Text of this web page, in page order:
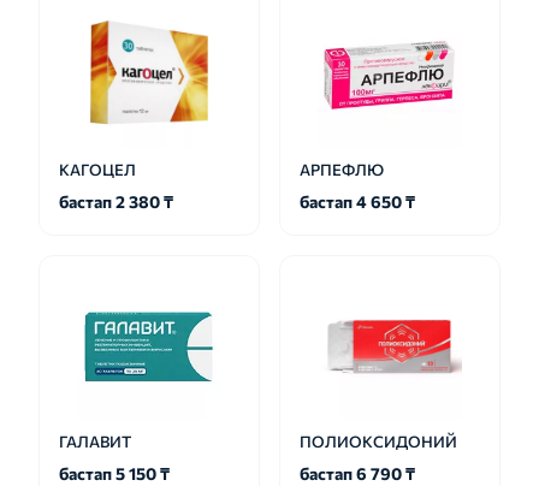
КАГОЦЕЛ
бастап 2 380 ₸
АРПЕФЛЮ
бастап 4 650 ₸
ГАЛАВИТ
бастап 5 150 ₸
ПОЛИОКСИДОНИЙ
бастап 6 790 ₸